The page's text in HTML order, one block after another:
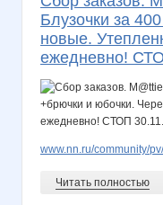
Блузочки за
новые.
ежедневно!
www.nn.ru/community/
Читать полностью